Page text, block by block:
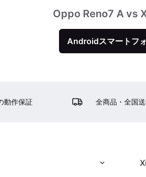
Oppo Reno7 A vs
Androidスマートフ
動作保証 全商品・全国